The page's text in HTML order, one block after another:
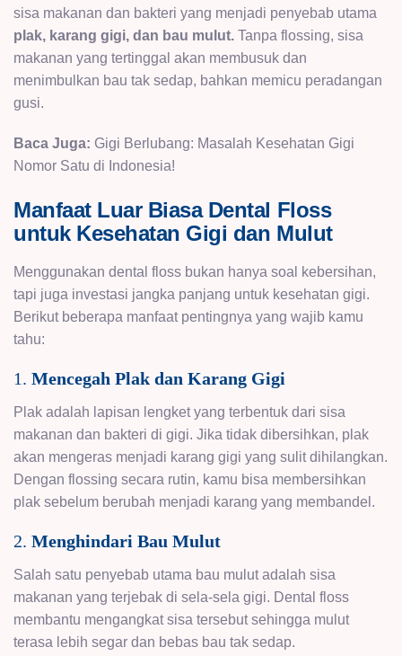
sisa makanan dan bakteri yang menjadi penyebab utama
plak, karang gigi, dan bau mulut. Tanpa flossing, sisa
makanan yang tertinggal akan membusuk dan
menimbulkan bau tak sedap, bahkan memicu peradangan
gusi.
Baca Juga: Gigi Berlubang: Masalah Kesehatan Gigi
Nomor Satu di Indonesia!
Manfaat Luar Biasa Dental Floss
untuk Kesehatan Gigi dan Mulut
Menggunakan dental floss bukan hanya soal kebersihan,
tapi juga investasi jangka panjang untuk kesehatan gigi.
Berikut beberapa manfaat pentingnya yang wajib kamu
tahu:
1. Mencegah Plak dan Karang Gigi
Plak adalah lapisan lengket yang terbentuk dari sisa
makanan dan bakteri di gigi. Jika tidak dibersihkan, plak
akan mengeras menjadi karang gigi yang sulit dihilangkan.
Dengan flossing secara rutin, kamu bisa membersihkan
plak sebelum berubah menjadi karang yang membandel.
2. Menghindari Bau Mulut
Salah satu penyebab utama bau mulut adalah sisa
makanan yang terjebak di sela-sela gigi. Dental floss
membantu mengangkat sisa tersebut sehingga mulut
terasa lebih segar dan bebas bau tak sedap.